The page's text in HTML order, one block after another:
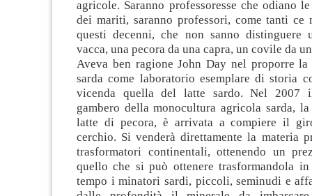
agricole. Saranno professoresse che odiano
dei mariti, saranno professori, come tanti ce
questi decenni, che non sanno distinguere
vacca, una pecora da una capra, un covile da
Aveva ben ragione John Day nel proporre la
sarda come laboratorio esemplare di storia
vicenda quella del latte sardo. Nel 2007
gambero della monocultura agricola sarda,
latte di pecora, è arrivata a compiere il
cerchio. Si venderà direttamente la materia
trasformatori continentali, ottenendo un
quello che si può ottenere trasformandola
tempo i minatori sardi, piccoli, seminudi e